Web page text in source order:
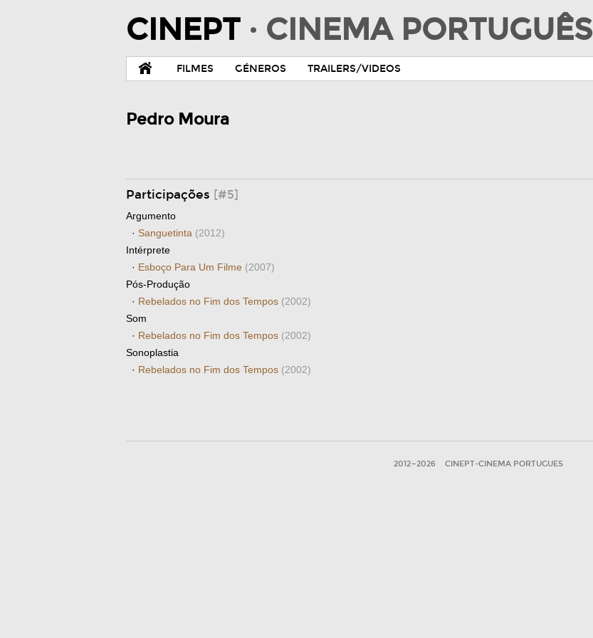
CINEPT · CINEMA PORTUGUÊS
FILMES GÉNEROS TRAILERS/VIDEOS
Pedro Moura
Participações [#5]
Argumento
· Sanguetinta (2012)
Intérprete
· Esboço Para Um Filme (2007)
Pós-Produção
· Rebelados no Fim dos Tempos (2002)
Som
· Rebelados no Fim dos Tempos (2002)
Sonoplastia
· Rebelados no Fim dos Tempos (2002)
2012—2026 CINEPT-CINEMA PORTUGUES